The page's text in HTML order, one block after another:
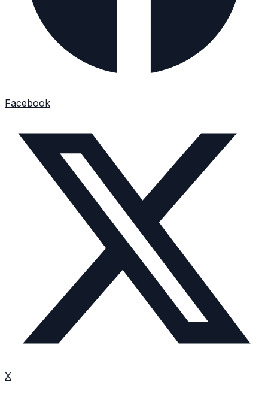
Facebook
X